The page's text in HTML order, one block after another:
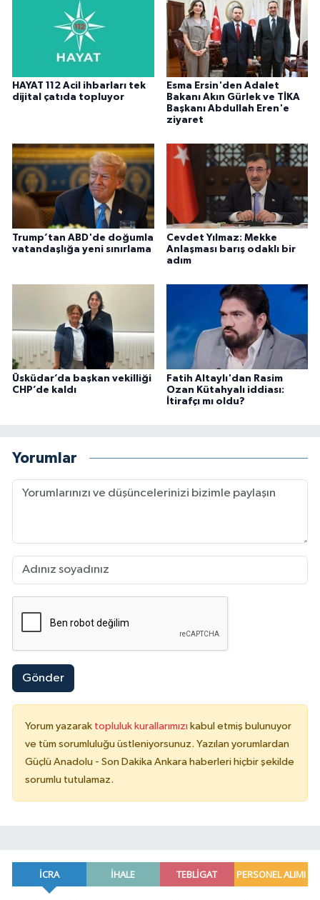
HAYAT 112 Acil ihbarları tek
dijital çatıda topluyor
Esma Ersin'den Adalet
Bakanı Akın Gürlek ve TİKA
Başkanı Abdullah Eren'e
ziyaret
Trump’tan ABD'de doğumla
vatandaşlığa yeni sınırlama
Cevdet Yılmaz: Mekke
Anlaşması barış odaklı bir
adım
Üsküdar’da başkan vekilliği
CHP’de kaldı
Fatih Altaylı'dan Rasim
Ozan Kütahyalı iddiası:
İtirafçı mı oldu?
Yorumlar
Gönder
Yorum yazarak topluluk kurallarımızı kabul etmiş bulunuyor
ve tüm sorumluluğu üstleniyorsunuz. Yazılan yorumlardan
Güçlü Anadolu - Son Dakika Ankara haberleri hiçbir şekilde
sorumlu tutulamaz.